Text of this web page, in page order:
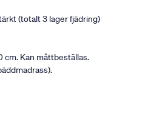
(totalt 3 lager fjädring)
cm. Kan måttbeställas.